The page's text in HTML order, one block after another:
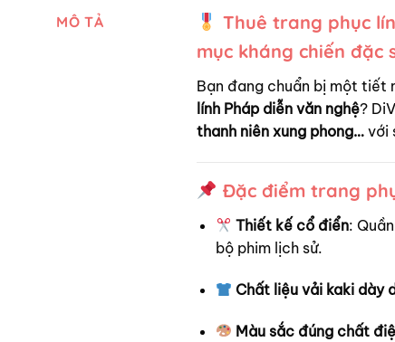
MÔ TẢ
Thuê trang phục
mục kháng chiến đặc
Bạn đang chuẩn bị một tiết
lính Pháp diễn văn nghệ?
thanh niên xung phong…với
Đặc điểm trang
Thiết kế cổ điển:
bộ phim lịch sử.
Chất liệu vải kaki dày
Màu sắc đúng chất